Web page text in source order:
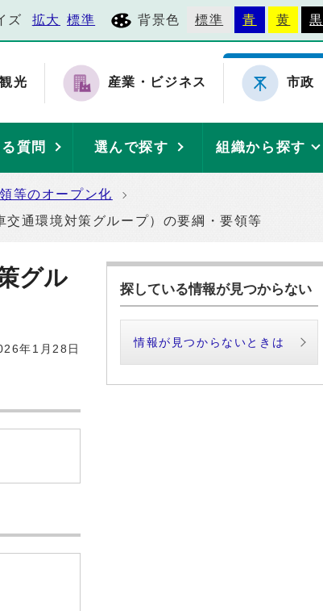
ズ 拡大 標準 背景色 標準 青 黄 黒
光 産業・ビジネス 市政
質問 選んで探す 組織から探す
等のオープン化
通環境対策グループ）の要綱・要領等
グル
年1月28日
探している情報が見つからない
情報が見つからないときは